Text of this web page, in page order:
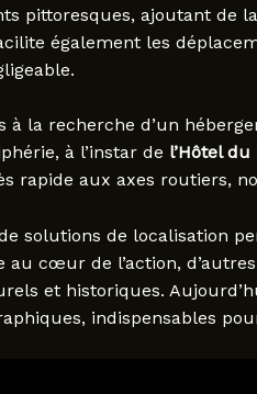
pittoresques, ajoutant de
également les
à la recherche d’un
à l’instar de l’Hôtel
rapide aux axes routiers,
solutions de localisation
au cœur de l’action,
et historiques.
indispensables